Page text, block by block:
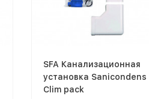
SFA Канализационная
установка Sanicondens
Clim pack